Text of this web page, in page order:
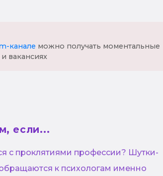
канале можно получать моментальные
вакансиях
если...
с проклятиями профессии? Шутки-
к психологам именно